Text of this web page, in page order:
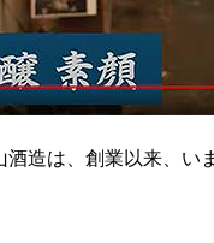
酒造は、創業以来、い